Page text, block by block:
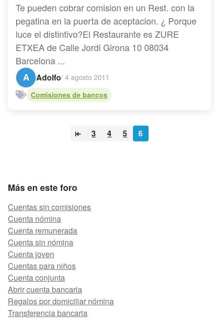
Te pueden cobrar comision en un Rest. con la
pegatina en la puerta de aceptacion. ¿ Porque
luce el distintivo?El Restaurante es ZURE
ETXEA de Calle Jordi Girona 10 08034
Barcelona ...
A
Adolfo/ 4 agosto 2011
Comisiones de bancos
3 4 5 6
Más en este foro
Cuentas sin comisiones
Cuenta nómina
Cuenta remunerada
Cuenta sin nómina
Cuenta joven
Cuentas para niños
Cuenta conjunta
Abrir cuenta bancaria
Regalos por domiciliar nómina
Transferencia bancaria